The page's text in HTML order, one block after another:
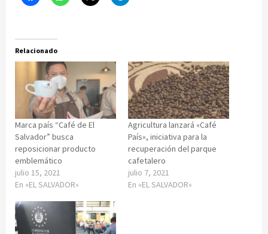
Relacionado
Marca país “Café de El
Salvador” busca
reposicionar producto
emblemático
julio 15, 2021
En «EL SALVADOR»
Agricultura lanzará «Café
País», iniciativa para la
recuperación del parque
cafetalero
julio 7, 2021
En «EL SALVADOR»